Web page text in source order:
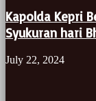
Kapolda Kepri
Syukuran hari
July 22, 2024